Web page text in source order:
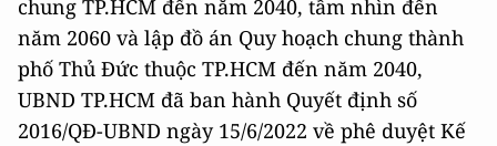
chung TP.HCM đến năm 2040, tầm nhìn đến
năm 2060 và lập đồ án Quy hoạch chung thành
phố Thủ Đức thuộc TP.HCM đến năm 2040,
UBND TP.HCM đã ban hành Quyết định số
2016/QĐ-UBND ngày 15/6/2022 về phê duyệt Kế